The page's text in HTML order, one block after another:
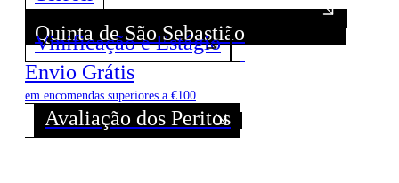
Quinta de São Sebastião
Descubra todos os Vinhos deste Produtor!
Vinificação e Estágio
Envio Grátis
em encomendas superiores a €100
Avaliação dos Peritos